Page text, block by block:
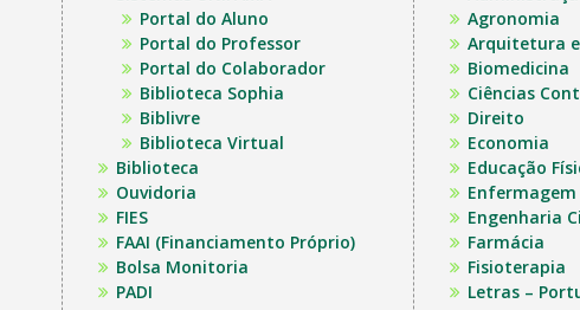
Portal do Aluno
Portal do Professor
Portal do Colaborador
Biblioteca Sophia
Biblivre
Biblioteca Virtual
Biblioteca
Ouvidoria
FIES
FAAI (Financiamento Próprio)
Bolsa Monitoria
PADI
Agronomia
Arquitetura
Biomedicina
Ciências
Direito
Economia
Educação
Enfermagem
Engenharia
Farmácia
Fisioterapia
Letras –